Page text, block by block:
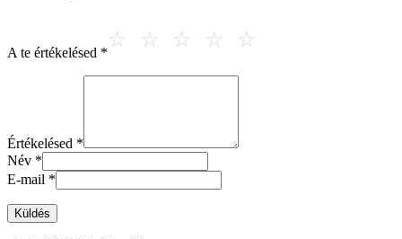
A te értékelésed *
Értékelésed *
Név *
E-mail *
Küldés